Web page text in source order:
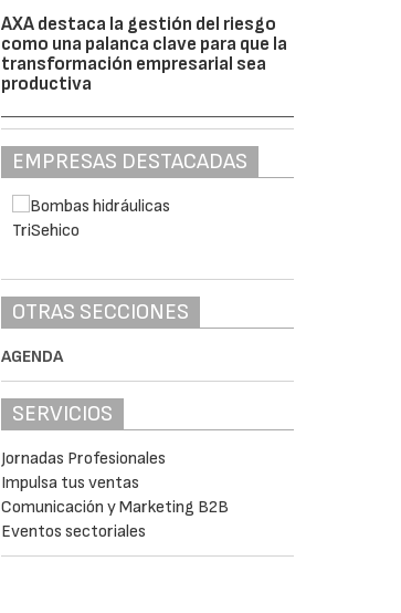
AXA destaca la gestión del riesgo
como una palanca clave para que la
transformación empresarial sea
productiva
EMPRESAS DESTACADAS
OTRAS SECCIONES
AGENDA
SERVICIOS
Jornadas Profesionales
Impulsa tus ventas
Comunicación y Marketing B2B
Eventos sectoriales